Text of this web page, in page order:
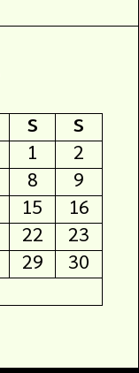
S
S
1
2
8
9
15
16
22
23
29
30